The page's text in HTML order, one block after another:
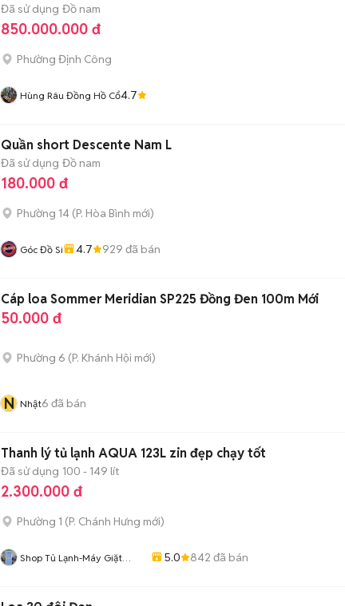
Đã sử dụng Đồ nam
850.000.000 đ
Phường Định Công
Hùng Râu Đồng Hồ Cổ4.7
Quần short Descente Nam L
Đã sử dụng Đồ nam
180.000 đ
Phường 14 (P. Hòa Bình mới)
Góc Đồ Si 4.7 929 đã bán
Cáp loa Sommer Meridian SP225 Đồng Đen 100m Mới
50.000 đ
Phường 6 (P. Khánh Hội mới)
N Nhật6 đã bán
Thanh lý tủ lạnh AQUA 123L zin đẹp chạy tốt
Đã sử dụng 100 - 149 lít
2.300.000 đ
Phường 1 (P. Chánh Hưng mới)
Shop Tủ Lạnh-Máy Giặt
5.0 842 đã bán